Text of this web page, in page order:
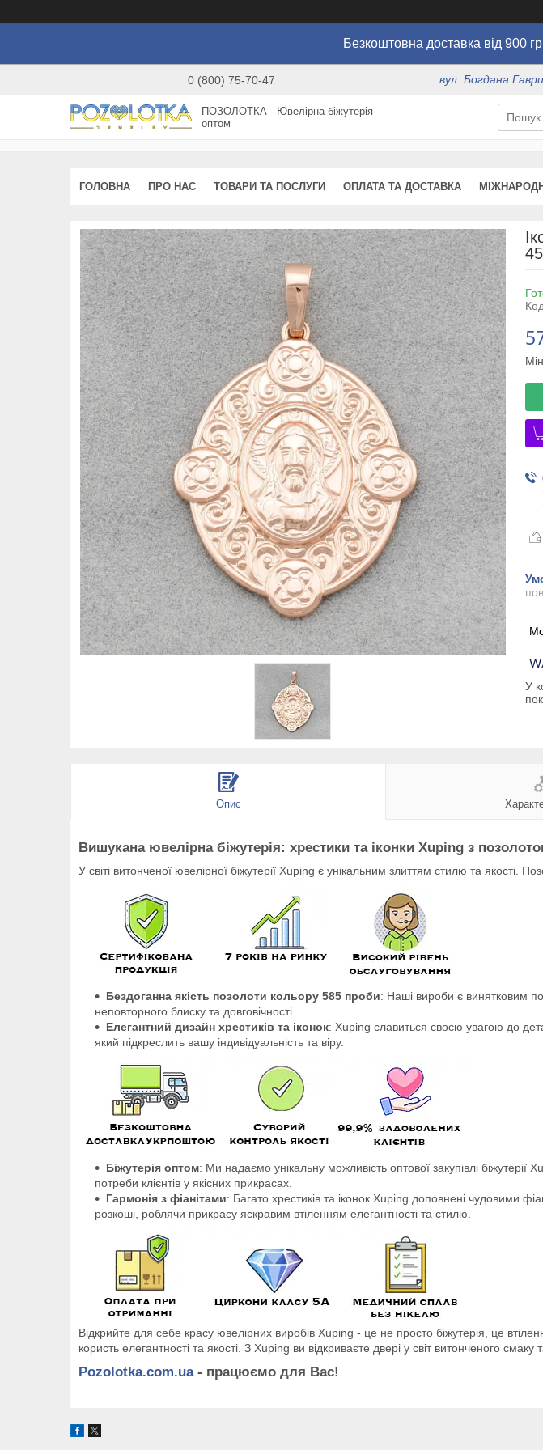
Безкоштовна доставка від 900
0 (800) 75-70-47 вул. Богдана
ПОЗОЛОТКА - Ювелірна біжутерія
оптом
ГОЛОВНА ПРО НАС ТОВАРИ ТА ПОСЛУГИ ОПЛАТА ТА ДОСТАВКА
У
Опис
Вишукана ювелірна біжутерія: хрестики та іконки Xuping з
У світі витонченої ювелірної біжутерії Xuping є унікальним злиттям стилю та якості.
Бездоганна якість позолоти кольору 585 проби: Наші вироби є винятковим
неповторного блиску та довговічності.
Елегантний дизайн хрестиків та іконок: Xuping славиться своєю увагою до
який підкреслить вашу індивідуальність та віру.
Біжутерія оптом: Ми надаємо унікальну можливість оптової закупівлі
потреби клієнтів у якісних прикрасах.
Гармонія з фіанітами: Багато хрестиків та іконок Xuping доповнені чудовими
розкоші, роблячи прикрасу яскравим втіленням елегантності та стилю.
Відкрийте для себе красу ювелірних виробів Xuping - це не просто біжутерія, це
користь елегантності та якості. З Xuping ви відкриваєте двері у світ витонченого смаку
Pozolotka.com.ua - працюємо для Вас!